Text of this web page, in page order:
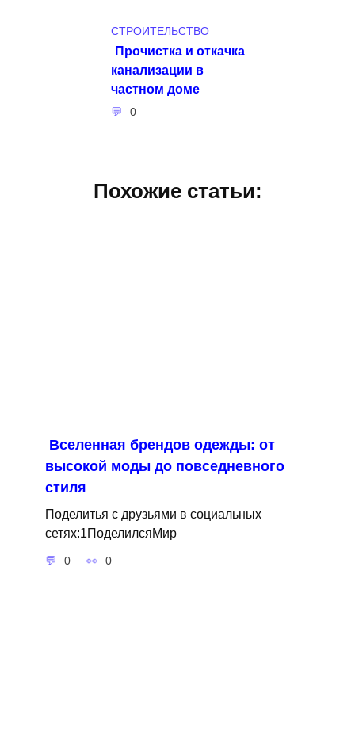
СТРОИТЕЛЬСТВО
Прочистка и откачка
канализации в
частном доме
0
Похожие статьи:
Вселенная брендов одежды: от
высокой моды до повседневного
стиля
Поделитья с друзьями в социальных
сетях:1ПоделилсяМир
0 0